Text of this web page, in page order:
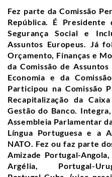
Fez parte da Comissão
República. É Presidente
Segurança Social e
Assuntos Europeus. Já
Orçamento, Finanças e
da Comissão de
Economia e da
Participou na Comissão
Recapitalização da
Gestão do Banco.
Assembleia Parlamentar
Língua Portuguesa e a
NATO. Fez ou faz parte
Amizade Portugal-
Argélia, Portugal-